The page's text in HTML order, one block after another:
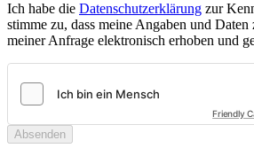
Ich habe die Datenschutzerklärung zur
stimme zu, dass meine Angaben und
meiner Anfrage elektronisch erhoben und
Friendly
Absenden